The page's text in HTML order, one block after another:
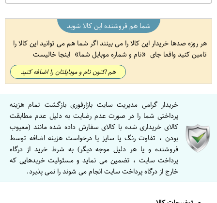
شما هم فروشنده این کالا شوید
هر روزه صدها خریدار این کالا را می بینند اگر شما هم می توانید این کالا را
تامین کنید واقعا جای
نام و شماره موبایل شما اینجا خالیست
هم اکنون نام و موبایلتان را اضافه کنید
خریدار گرامی مدیریت سایت بازارفوری بازگشت تمام هزینه
پرداختی شما را در صورت عدم رضایت به دلیل عدم مطابقت
کالای خریداری شده با کالای سفارش داده شده مانند (معیوب
بودن ، تفاوت رنگ یا سایز یا درخواست هزینه اضافه توسط
فروشنده و یا هر دلیل موجه دیگر) به شرط خرید از درگاه
پرداخت سایت ، تضمین می نماید و مسئولیت خریدهایی که
خارج از درگاه پرداخت سایت انجام می شوند را نمی پذیرد.